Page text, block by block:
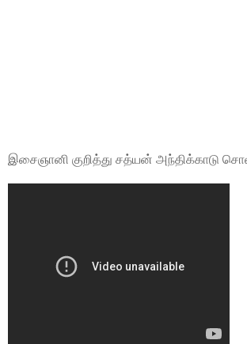
இசைஞானி குறித்து சத்யன் அந்திக்காடு